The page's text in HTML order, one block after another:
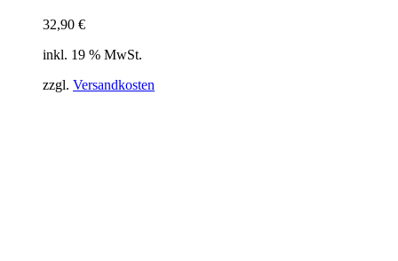
32,90 €
inkl. 19 % MwSt.
zzgl. Versandkosten